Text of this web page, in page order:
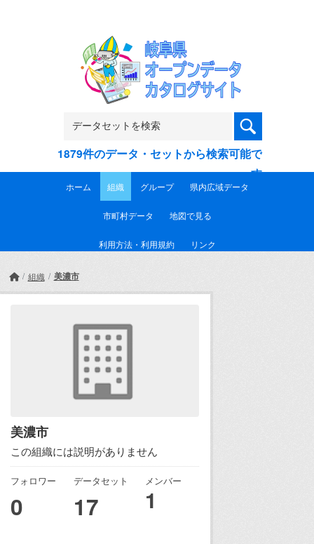
1879件のデータ・セットから検索可能で
す
ホーム 組織 グループ 県内広域データ
市町村データ 地図で見る
利用方法・利用規約 リンク
組織 美濃市
美濃市
この組織には説明がありません
フォロワー
0
データセット
17
メンバー
1